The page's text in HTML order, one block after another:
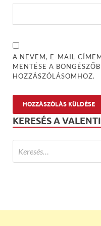
A NEVEM, E-MAIL
MENTÉSE A
HOZZÁSZÓLÁSOMHOZ.
KERESÉS A